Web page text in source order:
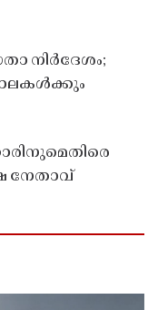
നിർദേശം;
നേതാവ്